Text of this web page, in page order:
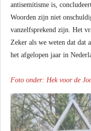
antisemitisme is,
Woorden zijn niet
vanzelfsprekend zijn. Het
Zeker als we weten dat dat
het afgelopen jaar in
Foto onder: Hek voor de